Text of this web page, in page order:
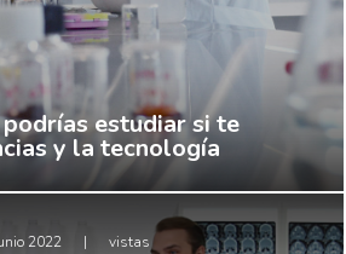
estudiar si te
y la tecnología
2022 | vistas